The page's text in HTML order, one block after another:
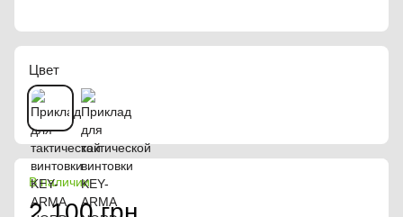
Цвет
В наличии